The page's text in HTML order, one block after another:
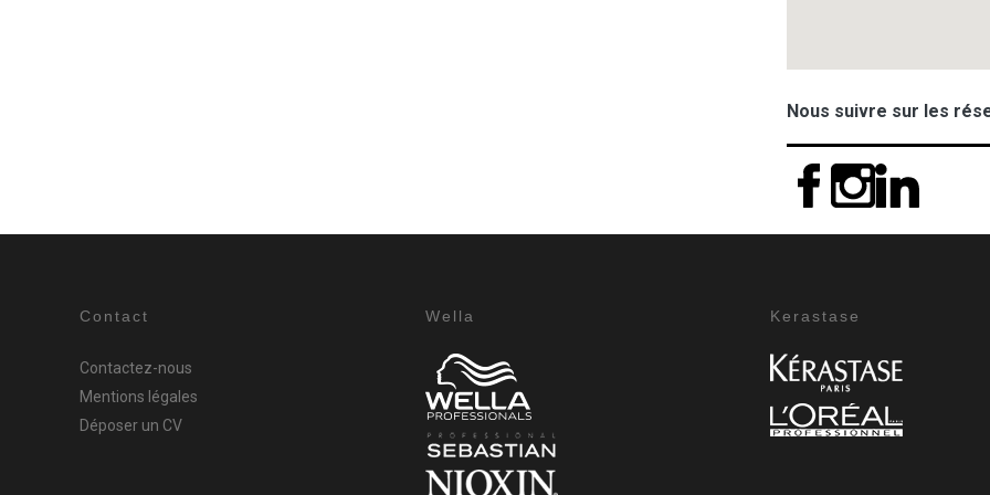
Nous suivre sur les
Contact
Contactez-nous
Mentions légales
Déposer un CV
Wella Kerastase